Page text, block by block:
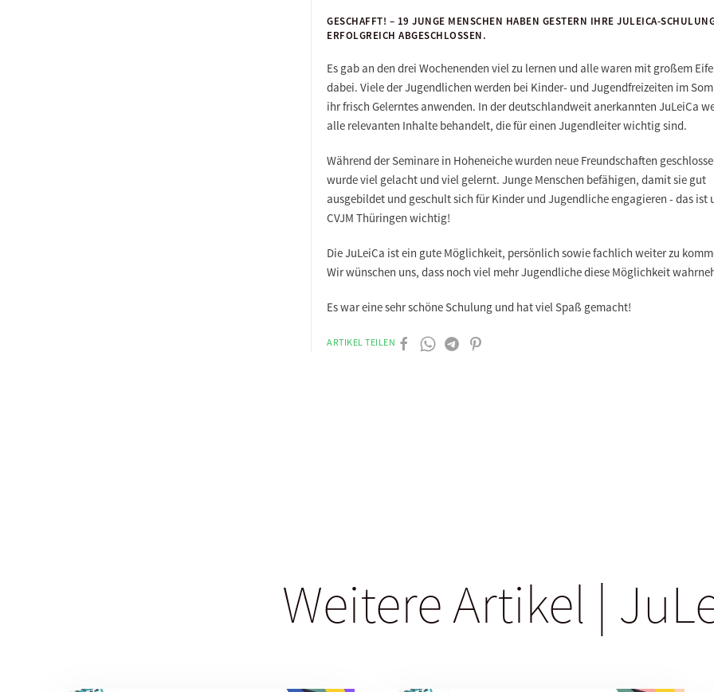
GESCHAFFT! – 19 JUNGE MENSCHEN HABEN GESTERN IHRE JULEICA-
ERFOLGREICH ABGESCHLOSSEN.
Es gab an den drei Wochenenden viel zu lernen und alle waren mit großem
dabei. Viele der Jugendlichen werden bei Kinder- und Jugendfreizeiten im
ihr frisch Gelerntes anwenden. In der deutschlandweit anerkannten JuLeiCa
alle relevanten Inhalte behandelt, die für einen Jugendleiter wichtig sind.
Während der Seminare in Hoheneiche wurden neue Freundschaften
wurde viel gelacht und viel gelernt. Junge Menschen befähigen, damit sie gut
ausgebildet und geschult sich für Kinder und Jugendliche engagieren - das ist
CVJM Thüringen wichtig!
Die JuLeiCa ist ein gute Möglichkeit, persönlich sowie fachlich weiter zu
Wir wünschen uns, dass noch viel mehr Jugendliche diese Möglichkeit
Es war eine sehr schöne Schulung und hat viel Spaß gemacht!
ARTIKEL TEILEN
Weitere Artikel |